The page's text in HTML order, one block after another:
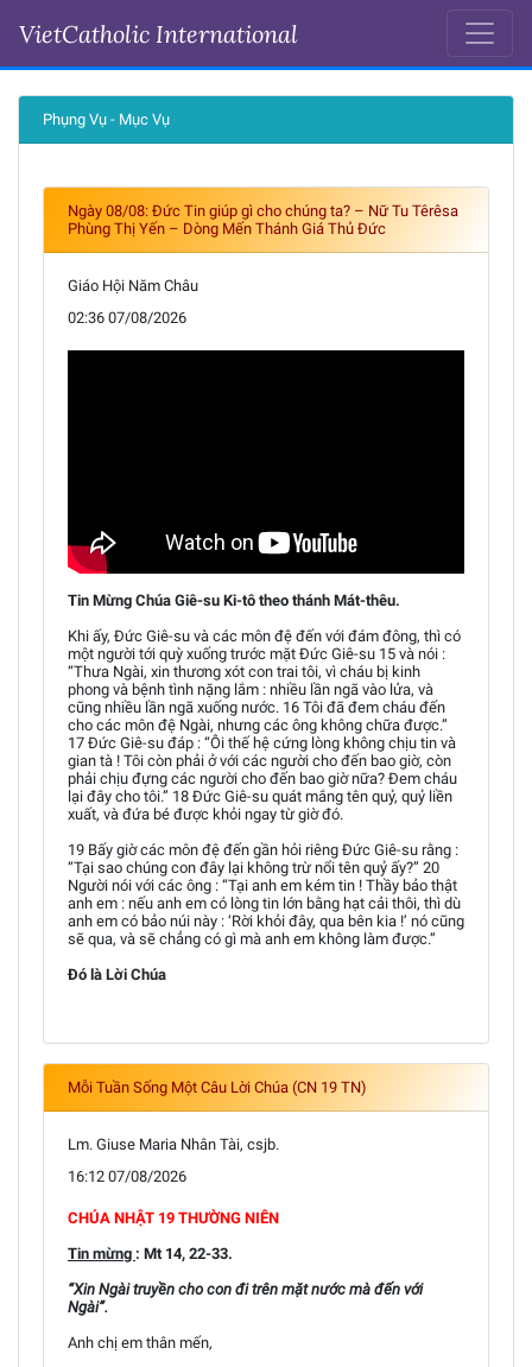
VietCatholic International
Ngày 07-08-2026
Phụng Vụ - Mục Vụ
Ngày 08/08: Đức Tin giúp gì cho chúng ta? – Nữ Tu Têrêsa
Phùng Thị Yến – Dòng Mến Thánh Giá Thủ Đức
Giáo Hội Năm Châu
02:36 07/08/2026
Tin Mừng Chúa Giê-su Ki-tô theo thánh Mát-thêu.
Khi ấy, Đức Giê-su và các môn đệ đến với đám đông, thì có
một người tới quỳ xuống trước mặt Đức Giê-su 15 và nói :
“Thưa Ngài, xin thương xót con trai tôi, vì cháu bị kinh
phong và bệnh tình nặng lắm : nhiều lần ngã vào lửa, và
cũng nhiều lần ngã xuống nước. 16 Tôi đã đem cháu đến
cho các môn đệ Ngài, nhưng các ông không chữa được.”
17 Đức Giê-su đáp : “Ôi thế hệ cứng lòng không chịu tin và
gian tà ! Tôi còn phải ở với các người cho đến bao giờ, còn
phải chịu đựng các người cho đến bao giờ nữa? Đem cháu
lại đây cho tôi.” 18 Đức Giê-su quát mắng tên quỷ, quỷ liền
xuất, và đứa bé được khỏi ngay từ giờ đó.
19 Bấy giờ các môn đệ đến gần hỏi riêng Đức Giê-su rằng :
“Tại sao chúng con đây lại không trừ nổi tên quỷ ấy?” 20
Người nói với các ông : “Tại anh em kém tin ! Thầy bảo thật
anh em : nếu anh em có lòng tin lớn bằng hạt cải thôi, thì dù
anh em có bảo núi này : ‘Rời khỏi đây, qua bên kia !’ nó cũng
sẽ qua, và sẽ chẳng có gì mà anh em không làm được.”
Đó là Lời Chúa
Mỗi Tuần Sống Một Câu Lời Chúa (CN 19 TN)
Lm. Giuse Maria Nhân Tài, csjb.
16:12 07/08/2026
CHÚA NHẬT 19 THƯỜNG NIÊN
Tin mừng : Mt 14, 22-33.
“Xin Ngài truyền cho con đi trên mặt nước mà đến với
Ngài”.
Anh chị em thân mến,